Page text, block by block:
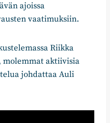
ajoissa
vaatimuksiin.
Riikka
molemmat aktiivisia
johdattaa Auli